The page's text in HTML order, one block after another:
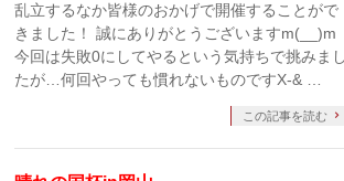
乱立するなか皆様のおかげで開催することがで
きました！ 誠にありがとうございますm(__)m
今回は失敗0にしてやるという気持ちで挑みまし
たが…何回やっても慣れないものですX-& …
この記事を読む